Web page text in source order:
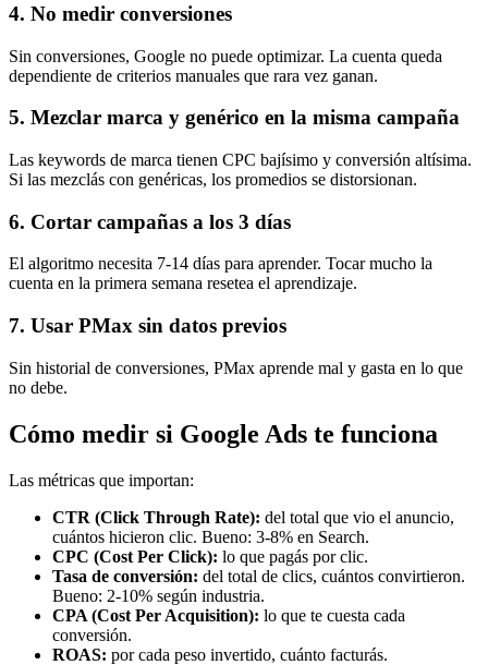
4. No medir conversiones
Sin conversiones, Google no puede optimizar. La cuenta queda
dependiente de criterios manuales que rara vez ganan.
5. Mezclar marca y genérico en la misma campaña
Las keywords de marca tienen CPC bajísimo y conversión altísima.
Si las mezclás con genéricas, los promedios se distorsionan.
6. Cortar campañas a los 3 días
El algoritmo necesita 7-14 días para aprender. Tocar mucho la
cuenta en la primera semana resetea el aprendizaje.
7. Usar PMax sin datos previos
Sin historial de conversiones, PMax aprende mal y gasta en lo que
no debe.
Cómo medir si Google Ads te funciona
Las métricas que importan:
CTR (Click Through Rate): del total que vio el anuncio,
cuántos hicieron clic. Bueno: 3-8% en Search.
CPC (Cost Per Click): lo que pagás por clic.
Tasa de conversión: del total de clics, cuántos convirtieron.
Bueno: 2-10% según industria.
CPA (Cost Per Acquisition): lo que te cuesta cada
conversión.
ROAS: por cada peso invertido, cuánto facturás.